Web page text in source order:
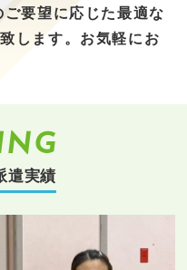
ご要望に応じた最適な
します。 お気軽にお
遣実績